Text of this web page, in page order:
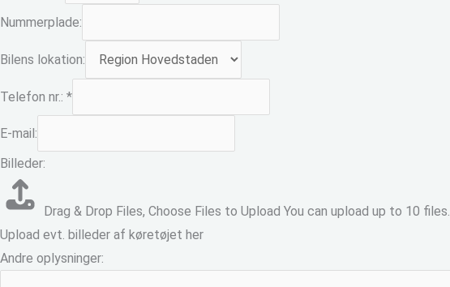
Nummerplade:
Bilens lokation:
Telefon nr.: *
E-mail:
Billeder:
Drag & Drop Files, Choose Files to Upload You can upload up to 10 files.
Upload evt. billeder af køretøjet her
Andre oplysninger: